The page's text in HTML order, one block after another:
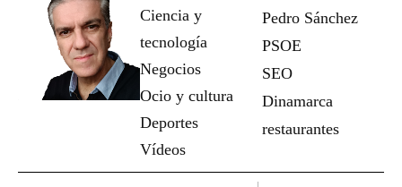
Ciencia y
tecnología
Negocios
Ocio y cultura
Deportes
Vídeos
Pedro Sánchez
PSOE
SEO
Dinamarca
restaurantes